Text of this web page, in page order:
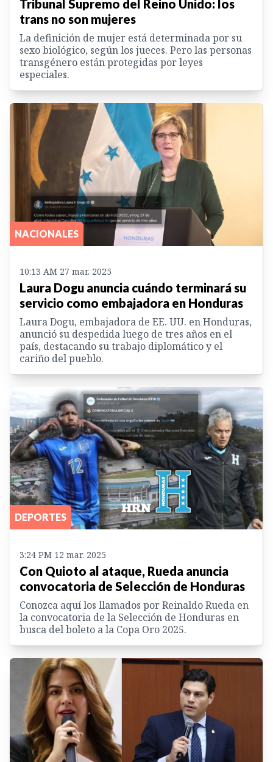
Tribunal Supremo del Reino Unido: los
trans no son mujeres
La definición de mujer está determinada por su
sexo biológico, según los jueces. Pero las personas
transgénero están protegidas por leyes
especiales.
NACIONALES
10:13 AM 27 mar. 2025
Laura Dogu anuncia cuándo terminará su
servicio como embajadora en Honduras
Laura Dogu, embajadora de EE. UU. en Honduras,
anunció su despedida luego de tres años en el
país, destacando su trabajo diplomático y el
cariño del pueblo.
DEPORTES
3:24 PM 12 mar. 2025
Con Quioto al ataque, Rueda anuncia
convocatoria de Selección de Honduras
Conozca aquí los llamados por Reinaldo Rueda en
la convocatoria de la Selección de Honduras en
busca del boleto a la Copa Oro 2025.